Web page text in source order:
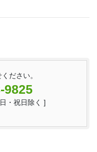
ださい。
9825
・祝日除く ]